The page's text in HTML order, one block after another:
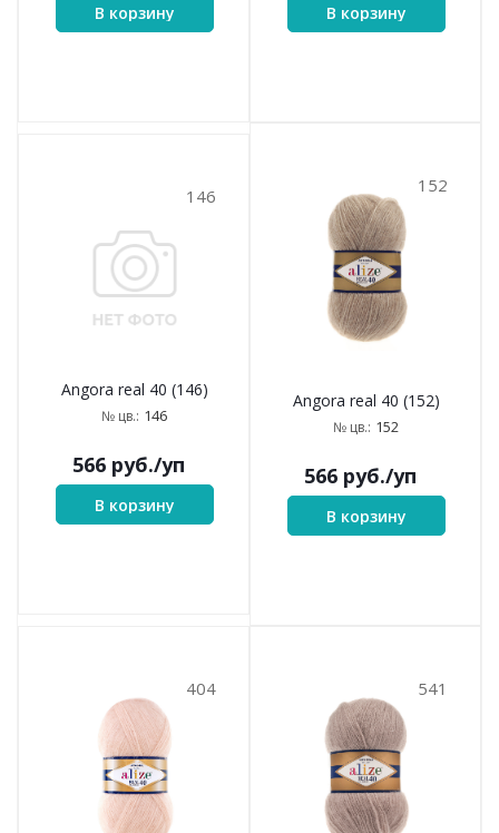
В корзину В корзину
146
Angora real 40 (146)
№ цв.: 146
566 руб./уп
В корзину
152
Angora real 40 (152)
№ цв.: 152
566 руб./уп
В корзину
404 541